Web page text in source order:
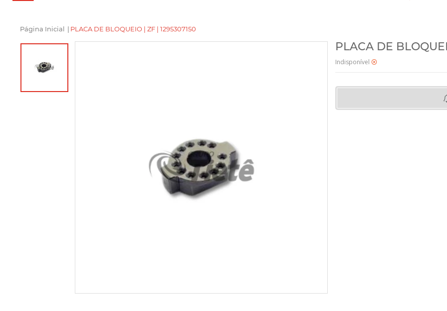
Página Inicial | PLACA DE BLOQUEIO | ZF | 1295307150
PLACA DE
Indisponível